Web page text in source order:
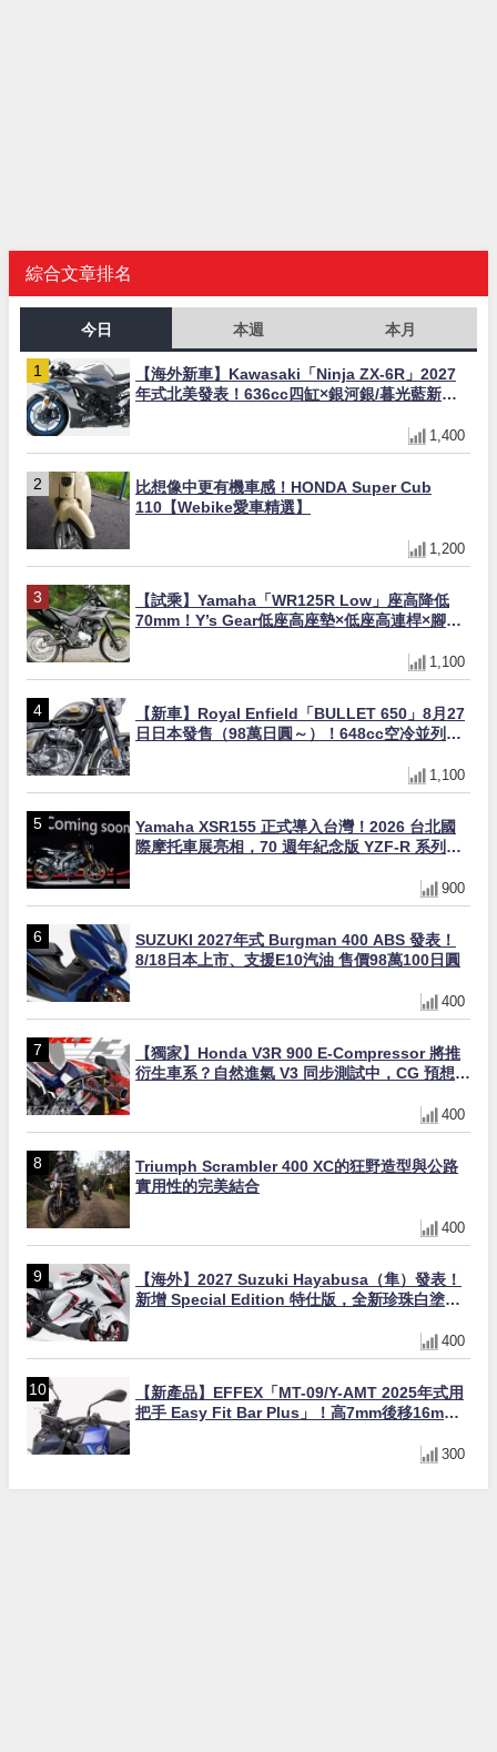
綜合文章排名
今日 本週 本月
【海外新車】Kawasaki「Ninja ZX-6R」2027
年式北美發表！636cc四缸×銀河銀/暮光藍新色
1,400
比想像中更有機車感！HONDA Super Cub
110【Webike愛車精選】
1,200
【試乘】Yamaha「WR125R Low」座高降低
70mm！Y’s Gear低座高座墊×低座高連桿×腳踏
1,100
【新車】Royal Enfield「BULLET 650」8月27
日日本發售（98萬日圓～）！648cc空冷並列雙
1,100
Yamaha XSR155 正式導入台灣！2026 台北國
際摩托車展亮相，70 週年紀念版 YZF-R 系列限
900
SUZUKI 2027年式 Burgman 400 ABS 發表！
8/18日本上市、支援E10汽油 售價98萬100日圓
400
【獨家】Honda V3R 900 E-Compressor 將推
衍生車系？自然進氣 V3 同步測試中，CG 預想曝
400
Triumph Scrambler 400 XC的狂野造型與公路
實用性的完美結合
400
【海外】2027 Suzuki Hayabusa（隼）發表！
新增 Special Edition 特仕版，全新珍珠白塗裝
400
【新產品】EFFEX「MT-09/Y-AMT 2025年式用
把手 Easy Fit Bar Plus」！高7mm後移16mm
300